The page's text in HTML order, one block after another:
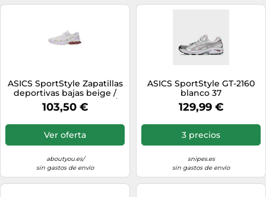
ASICS SportStyle Zapatillas
deportivas bajas beige /
blanco perla 37,5 beige /
blanco perla
103,50 €
Ver oferta
aboutyou.es/
sin gastos de envío
ASICS SportStyle GT-2160
blanco 37
129,99 €
3 precios
snipes.es
sin gastos de envío